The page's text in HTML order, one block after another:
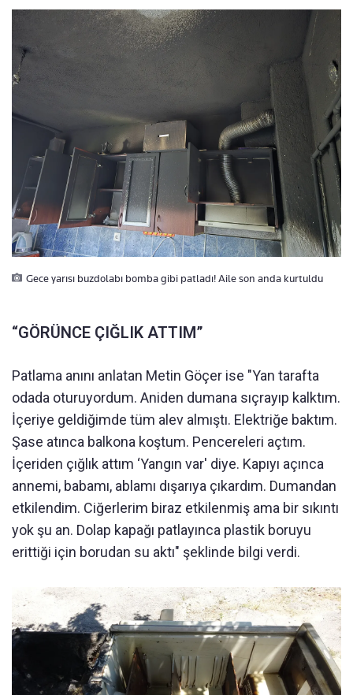
Gece yarısı buzdolabı bomba gibi patladı! Aile son anda kurtuldu
“GÖRÜNCE ÇIĞLIK ATTIM”
Patlama anını anlatan Metin Göçer ise "Yan tarafta
odada oturuyordum. Aniden dumana sıçrayıp kalktım.
İçeriye geldiğimde tüm alev almıştı. Elektriğe baktım.
Şase atınca balkona koştum. Pencereleri açtım.
İçeriden çığlık attım ‘Yangın var' diye. Kapıyı açınca
annemi, babamı, ablamı dışarıya çıkardım. Dumandan
etkilendim. Ciğerlerim biraz etkilenmiş ama bir sıkıntı
yok şu an. Dolap kapağı patlayınca plastik boruyu
erittiği için borudan su aktı" şeklinde bilgi verdi.